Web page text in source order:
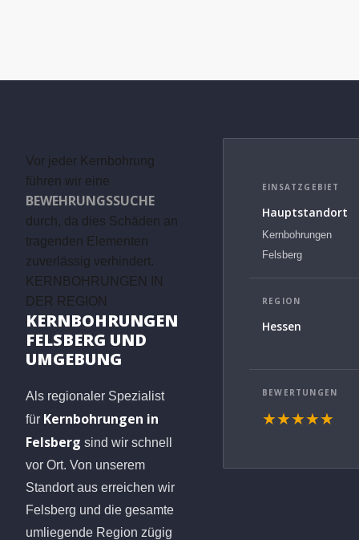
Vor jeder Kernbohrung
führen wir eine
BEWEHRUNGSSUCHE
durch, da dies Schäden an
tragenden Elementen
zuverlässig verhindert.
KERNBOHRUNGEN IN
DER REGION
KERNBOHRUNGEN
FELSBERG UND
UMGEBUNG
Als regionaler Spezialist
für Kernbohrungen in
Felsberg sind wir schnell
vor Ort. Von unserem
Standort aus erreichen wir
Felsberg und die gesamte
umliegende Region zügig
EINSATZGEBIET
Hauptstandort
Kernbohrungen
Felsberg
REGION
Hessen
BEWERTUNGEN
★★★★★